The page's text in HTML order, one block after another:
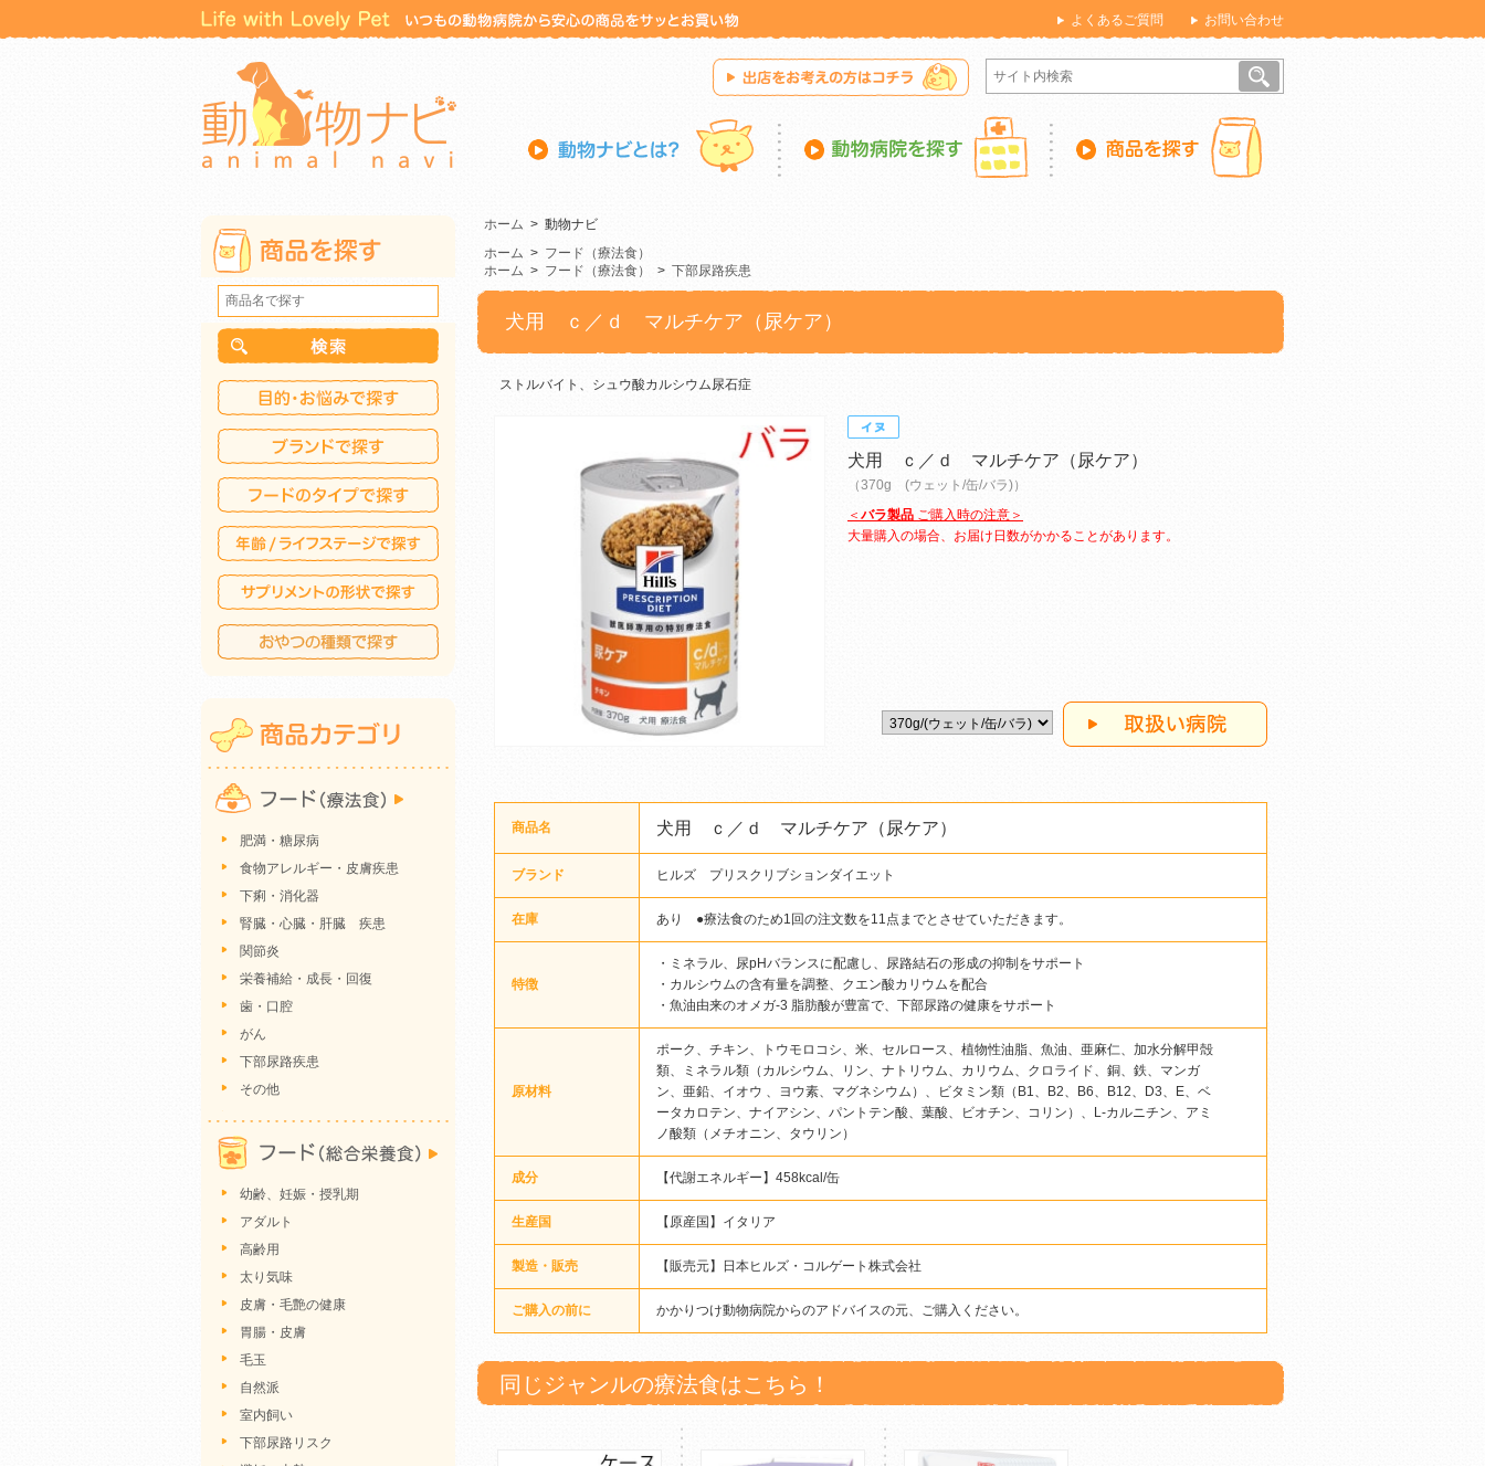
よくあるご質問 お問い合わせ
ホーム > 動物ナビ
ホーム > フード（療法食）
ホーム > フード（療法食） > 下部尿路疾患
犬用 ｃ／ｄ マルチケア（尿ケア）
ストルバイト、シュウ酸カルシウム尿石症
犬用 ｃ／ｄ マルチケア（尿ケア）
（370g (ウェット/缶/バラ)）
＜ バラ製品 ご購入時の注意＞
大量購入の場合、お届け日数がかかることがあります。
商品名 犬用 ｃ／ｄ マルチケア（尿ケア）
ブランド ヒルズ プリスクリブションダイエット
在庫 あり ●療法食のため1回の注文数を11点までとさせていただきます。
特徴
・ミネラル、尿pHバランスに配慮し、尿路結石の形成の抑制をサポート
・カルシウムの含有量を調整、クエン酸カリウムを配合
・魚油由来のオメガ-3 脂肪酸が豊富で、下部尿路の健康をサポート
原材料
ポーク、チキン、トウモロコシ、米、セルロース、植物性油脂、魚油、亜麻仁、加水分解甲殻
類、ミネラル類（カルシウム、リン、ナトリウム、カリウム、クロライド、銅、鉄、マンガ
ン、亜鉛、イオウ 、ヨウ素、マグネシウム）、ビタミン類（B1、B2、B6、B12、D3、E、ベ
ータカロテン、ナイアシン、パントテン酸、葉酸、ビオチン、コリン）、L-カルニチン、アミ
ノ酸類（メチオニン、タウリン）
成分 【代謝エネルギー】458kcal/缶
生産国 【原産国】イタリア
製造・販売 【販売元】日本ヒルズ・コルゲート株式会社
ご購入の前に かかりつけ動物病院からのアドバイスの元、ご購入ください。
同じジャンルの療法食はこちら！
肥満・糖尿病
食物アレルギー・皮膚疾患
下痢・消化器
腎臓・心臓・肝臓 疾患
関節炎
栄養補給・成長・回復
歯・口腔
がん
下部尿路疾患
その他
幼齢、妊娠・授乳期
アダルト
高齢用
太り気味
皮膚・毛艶の健康
胃腸・皮膚
毛玉
自然派
室内飼い
下部尿路リスク